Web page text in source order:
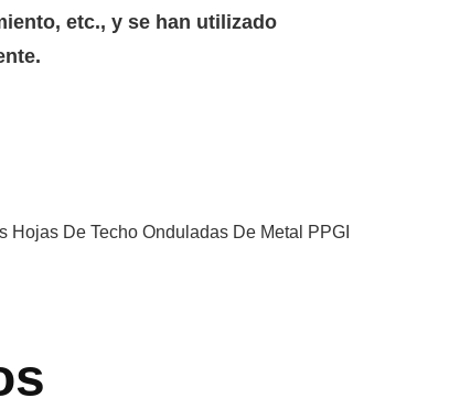
etc., y se han utilizado
Hojas De Techo Onduladas De Metal PPGI